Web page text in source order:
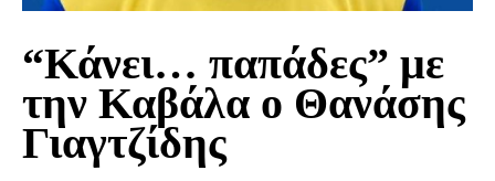
“Κάνει… παπάδες” με
την Καβάλα ο Θανάσης
Γιαγτζίδης